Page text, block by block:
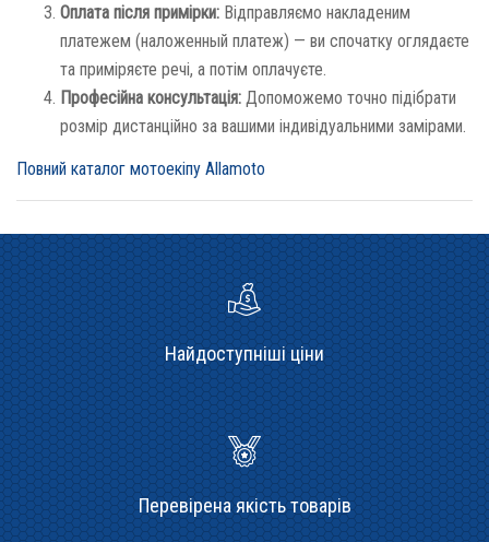
Оплата після примірки: Відправляємо накладеним
платежем (наложенный платеж) — ви спочатку оглядаєте
та приміряєте речі, а потім оплачуєте.
Професійна консультація: Допоможемо точно підібрати
розмір дистанційно за вашими індивідуальними замірами.
Повний каталог мотоекіпу Allamoto
Найдоступніші ціни
Перевірена якість товарів